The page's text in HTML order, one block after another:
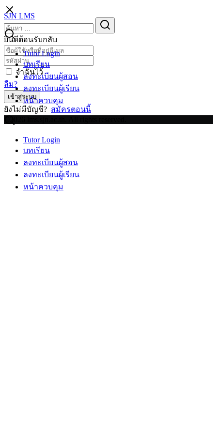
Skip
to
content
SJN LMS
Tutor Login
บทเรียน
ลงทะเบียนผู้สอน
ลงทะเบียนผู้เรียน
หน้าควบคุม
Tutor Login
บทเรียน
ลงทะเบียนผู้สอน
ลงทะเบียนผู้เรียน
หน้าควบคุม
Search
for:
ยินดีต้อนรับกลับ
จำฉันไว้
ลืม?
เข้าสู่ระบบ
ยังไม่มีบัญชี? สมัครตอนนี้